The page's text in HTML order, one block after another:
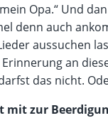
Opa.“ Und
denn auch
aussuchen
an
das nicht.
zur